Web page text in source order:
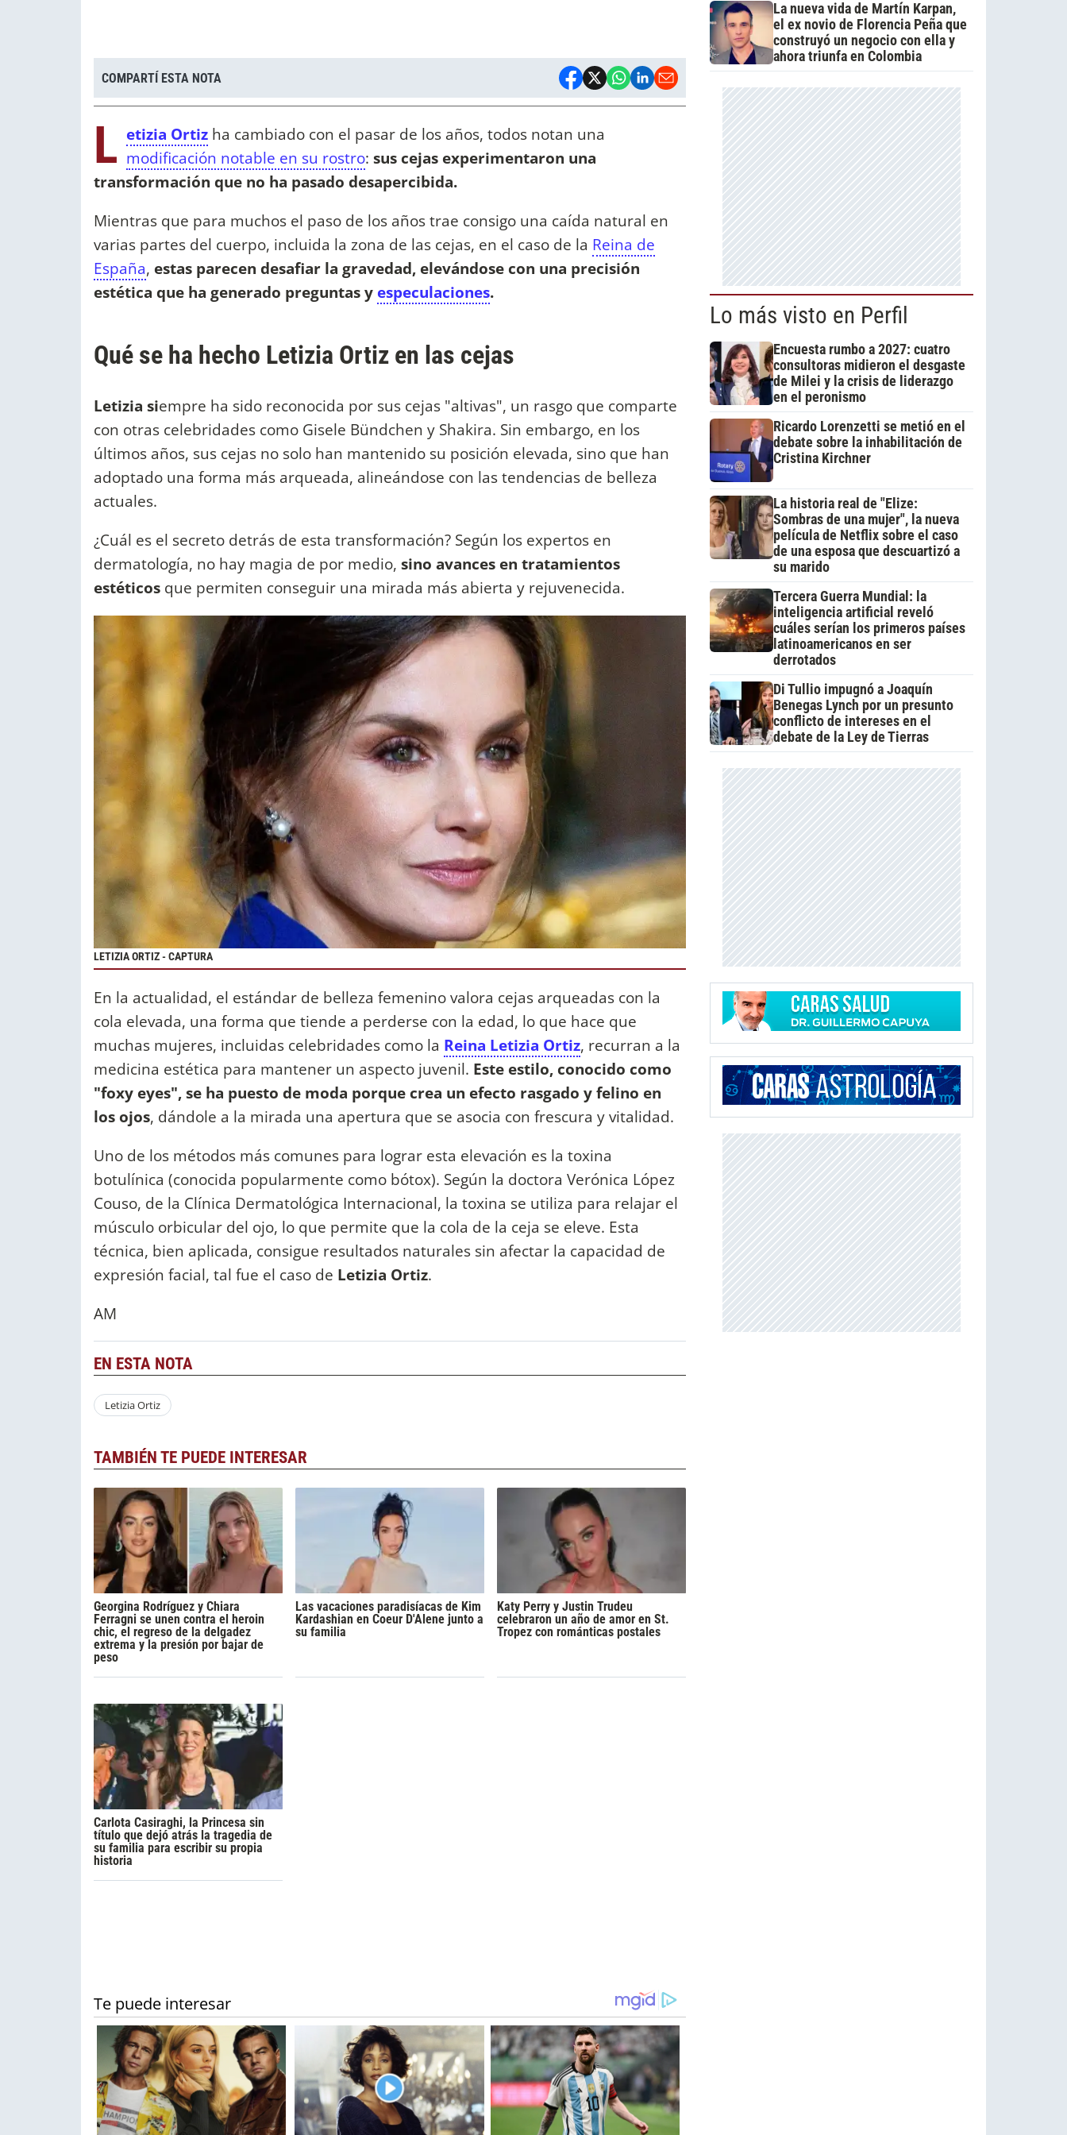
COMPARTÍ ESTA NOTA
L etizia Ortiz ha cambiado con el pasar de los años, todos notan una
modificación notable en su rostro: sus cejas experimentaron una
transformación que no ha pasado desapercibida.
Mientras que para muchos el paso de los años trae consigo una caída natural en
varias partes del cuerpo, incluida la zona de las cejas, en el caso de la Reina de
España, estas parecen desafiar la gravedad, elevándose con una precisión
estética que ha generado preguntas y especulaciones.
Qué se ha hecho Letizia Ortiz en las cejas
Letizia siempre ha sido reconocida por sus cejas "altivas", un rasgo que comparte
con otras celebridades como Gisele Bündchen y Shakira. Sin embargo, en los
últimos años, sus cejas no solo han mantenido su posición elevada, sino que han
adoptado una forma más arqueada, alineándose con las tendencias de belleza
actuales.
¿Cuál es el secreto detrás de esta transformación? Según los expertos en
dermatología, no hay magia de por medio, sino avances en tratamientos
estéticos que permiten conseguir una mirada más abierta y rejuvenecida.
LETIZIA ORTIZ - CAPTURA
En la actualidad, el estándar de belleza femenino valora cejas arqueadas con la
cola elevada, una forma que tiende a perderse con la edad, lo que hace que
muchas mujeres, incluidas celebridades como la Reina Letizia Ortiz, recurran a la
medicina estética para mantener un aspecto juvenil. Este estilo, conocido como
"foxy eyes", se ha puesto de moda porque crea un efecto rasgado y felino en
los ojos, dándole a la mirada una apertura que se asocia con frescura y vitalidad.
Uno de los métodos más comunes para lograr esta elevación es la toxina
botulínica (conocida popularmente como bótox). Según la doctora Verónica López
Couso, de la Clínica Dermatológica Internacional, la toxina se utiliza para relajar el
músculo orbicular del ojo, lo que permite que la cola de la ceja se eleve. Esta
técnica, bien aplicada, consigue resultados naturales sin afectar la capacidad de
expresión facial, tal fue el caso de Letizia Ortiz.
AM
EN ESTA NOTA
Letizia Ortiz
TAMBIÉN TE PUEDE INTERESAR
Georgina Rodríguez y Chiara
Ferragni se unen contra el heroin
chic, el regreso de la delgadez
extrema y la presión por bajar de
peso
Las vacaciones paradisíacas de Kim
Kardashian en Coeur D'Alene junto a
su familia
Katy Perry y Justin Trudeu
celebraron un año de amor en St.
Tropez con románticas postales
Carlota Casiraghi, la Princesa sin
título que dejó atrás la tragedia de
su familia para escribir su propia
historia
La nueva vida de Martín Karpan,
el ex novio de Florencia Peña que
construyó un negocio con ella y
ahora triunfa en Colombia
Lo más visto en Perfil
Encuesta rumbo a 2027: cuatro
consultoras midieron el desgaste
de Milei y la crisis de liderazgo
en el peronismo
Ricardo Lorenzetti se metió en el
debate sobre la inhabilitación de
Cristina Kirchner
La historia real de "Elize:
Sombras de una mujer", la nueva
película de Netflix sobre el caso
de una esposa que descuartizó a
su marido
Tercera Guerra Mundial: la
inteligencia artificial reveló
cuáles serían los primeros países
latinoamericanos en ser
derrotados
Di Tullio impugnó a Joaquín
Benegas Lynch por un presunto
conflicto de intereses en el
debate de la Ley de Tierras